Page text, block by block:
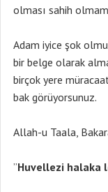
olması sahih
Adam iyice şok
bir belge olarak
birçok yere
bak görüyorsunuz.
Allah-u Taala,
”Huvellezi halaka